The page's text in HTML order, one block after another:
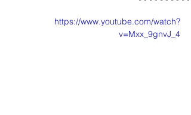
https://www.youtube.com/watch?
v=Mxx_9gnvJ_4